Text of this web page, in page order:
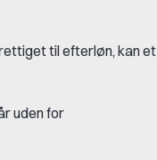
til efterløn, kan et
uden for